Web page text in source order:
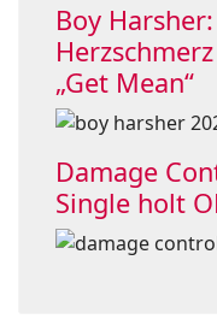
Boy
„Get Mean“
Damage
Single holt